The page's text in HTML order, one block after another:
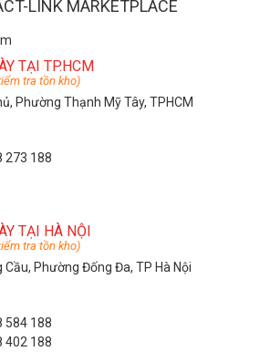
LINK MARKETPLACE
TẠI TP.HCM
tra tồn kho)
Phường Thạnh Mỹ Tây, TPHCM
273 188
TẠI HÀ NỘI
tra tồn kho)
Cầu, Phường Đống Đa, TP Hà Nội
584 188
402 188